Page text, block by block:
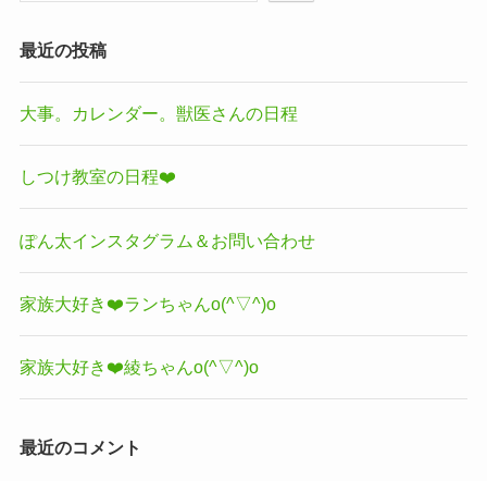
最近の投稿
大事。カレンダー。獣医さんの日程
しつけ教室の日程❤️
ぽん太インスタグラム＆お問い合わせ
家族大好き❤️ランちゃんo(^▽^)o
家族大好き❤️綾ちゃんo(^▽^)o
最近のコメント